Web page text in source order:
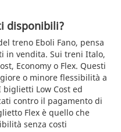
disponibili?
treno Eboli Fano, pensa
in vendita. Sui treni Italo,
Economy o Flex. Questi
o minore flessibilità a
Low Cost ed
contro il pagamento di
Flex è quello che
senza costi